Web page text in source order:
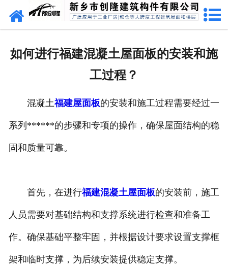
网站首页
联系我们
如何进行福建混凝土屋面板的安装和施
工过程？
混凝土福建屋面板的安装和施工过程需要经过一
系列******的步骤和专项的操作，确保屋面结构的稳
固和质量可靠。
首先，在进行福建混凝土屋面板的安装前，施工
人员需要对基础结构和支撑系统进行检查和准备工
作。确保基础平整牢固，并根据设计要求设置支撑框
架和临时支撑，为后续安装提供稳定支撑。